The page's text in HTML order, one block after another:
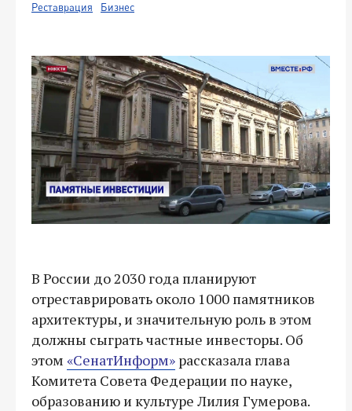
Реставрация
Бизнес
В России до 2030 года планируют
отреставрировать около 1000 памятников
архитектуры, и значительную роль в этом
должны сыграть частные инвесторы. Об
этом «СенатИнформ» рассказала глава
Комитета Совета Федерации по науке,
образованию и культуре Лилия Гумерова.